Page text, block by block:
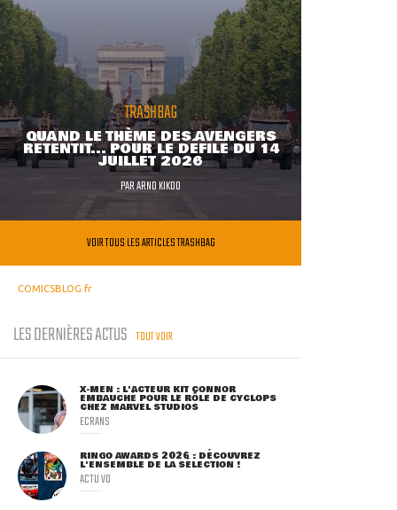
TRASHBAG
QUAND LE THÈME DES AVENGERS
RETENTIT... POUR LE DÉFILÉ DU 14
JUILLET 2026
PARARNO KIKOO
VOIR TOUS LES ARTICLES TRASHBAG
COMICSBLOG.fr
LES DERNIÈRES ACTUS TOUT VOIR
X-MEN : L'ACTEUR KIT CONNOR
EMBAUCHÉ POUR LE RÔLE DE CYCLOPS
CHEZ MARVEL STUDIOS
ECRANS
RINGO AWARDS 2026 : DÉCOUVREZ
L'ENSEMBLE DE LA SÉLECTION !
ACTU VO